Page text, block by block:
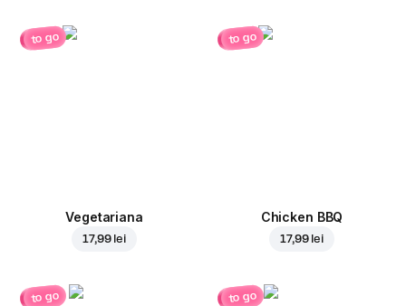
to go
Vegetariana
17,99 lei
to go
Chicken BBQ
17,99 lei
to go to go